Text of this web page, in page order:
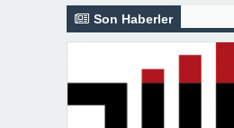
Son Haberler